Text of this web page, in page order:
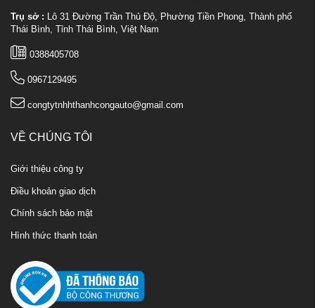
Trụ sở : Lô 31 Đường Trần Thủ Độ, Phường Tiền Phong, Thành phố
Thái Bình, Tỉnh Thái Bình, Việt Nam
0388405708
0967129495
congtytnhhthanhcongauto@gmail.com
VỀ CHÚNG TÔI
Giới thiệu công ty
Điều khoản giao dịch
Chính sách bảo mật
Hình thức thanh toán